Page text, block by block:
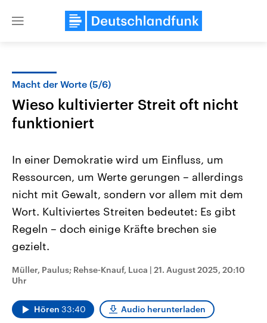
Close
Landtagswahl Sachsen-Anhalt
2026
Alle Informationen
Sachsen-Anhalt wählt am 6.
September 2026 einen neuen
Bundesland von einer Koalition aus
CDU, SPD und FDP regiert.-
Umfragen, Prognosen,
und Hintergründe zu den Parteien
und Kandidaten der anstehenden
USA
Aktuelle Beiträge,
Hintergründe
mit großem Einfluss auf
aktuelle Weltgeschehen.
Sendungen Programm Podcasts
Macht der Worte (5/6)
Wieso kultivierter Streit oft nicht
funktioniert
In einer Demokratie wird um Einfluss, um
Ressourcen, um Werte gerungen – allerdings
nicht mit Gewalt, sondern vor allem mit dem
Wort. Kultiviertes Streiten bedeutet: Es gibt
Regeln – doch einige Kräfte brechen sie
gezielt.
Müller, Paulus; Rehse-Knauf, Luca | 21. August 2025, 20:10
Uhr
Hören 33:40 Audio herunterladen